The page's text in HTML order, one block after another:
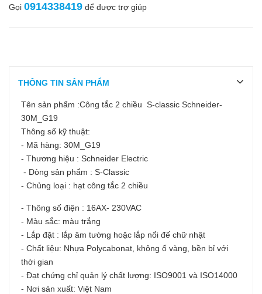
Gọi 0914338419 để được trợ giúp
THÔNG TIN SẢN PHẨM
Tên sản phẩm :Công tắc 2 chiều S-classic Schneider-
30M_G19
Thông số kỹ thuật:
- Mã hàng: 30M_G19
- Thương hiệu : Schneider Electric
- Dòng sản phẩm : S-Classic
- Chủng loại : hạt công tắc 2 chiều
- Thông số điện : 16AX- 230VAC
- Màu sắc: màu trắng
- Lắp đặt : lắp âm tường hoặc lắp nổi đế chữ nhật
- Chất liệu: Nhựa Polycabonat, không ố vàng, bền bỉ với
thời gian
- Đạt chứng chỉ quản lý chất lượng: ISO9001 và ISO14000
- Nơi sản xuất: Việt Nam